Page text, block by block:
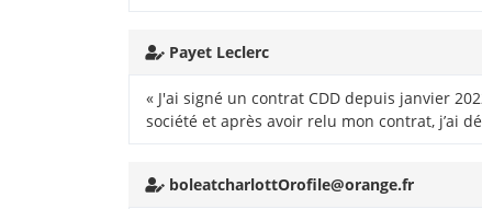
Payet Leclerc
« J'ai signé un contrat CDD depuis janvier
société et après avoir relu mon contrat, j’ai
boleatcharlottOrofile@orange.fr